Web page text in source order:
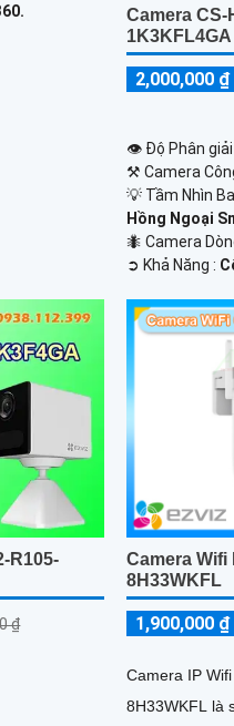
Camera CS-
1K3KFL4GA
2,000,000 ₫
👁 Độ Phân giải
⚒ Camera
💡 Tầm Nhìn
Hồng Ngoại
🐜 Camera
️➲ Khả Năng :
R105-
₫
Camera Wifi
8H33WKFL
1,900,000 ₫
Camera IP
8H33WKFL là